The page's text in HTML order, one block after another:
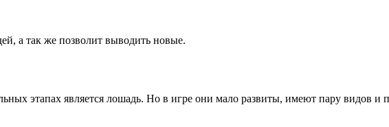
а так же позволит выводить новые.
этапах является лошадь. Но в игре они мало развиты, имеют пару видов и